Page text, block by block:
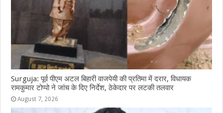
Surguja: पूर्व पीएम अटल बिहारी वाजपेयी की प्रतिमा में दरार, विधायक
रामकुमार टोप्पो ने जांच के दिए निर्देश, ठेकेदार पर लटकी तलवार
August 7, 2026